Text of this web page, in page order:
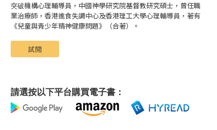
突破機構心理輔導員，中國神學研究院基督教研究碩士，曾任職
業治療師，香港進食失調中心及香港理工大學心理輔導員，著有
《兒童與青少年精神健康問題》（合著）。
試閱
請選按以下平台購買電子書：